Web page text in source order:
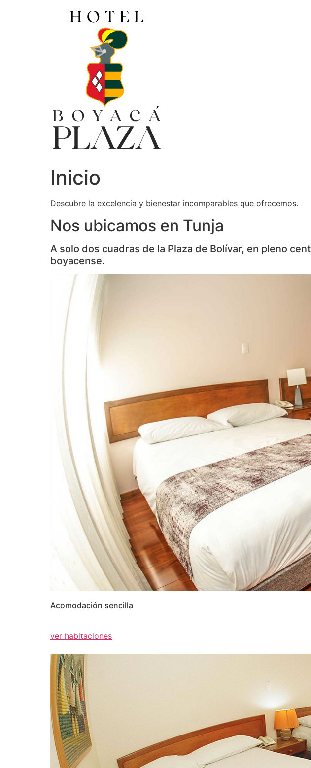
Inicio
Descubre la excelencia y bienestar incomparables que ofrecemos.
Nos ubicamos en Tunja
A solo dos cuadras de la Plaza de Bolívar, en pleno
boyacense.
Acomodación sencilla
ver habitaciones